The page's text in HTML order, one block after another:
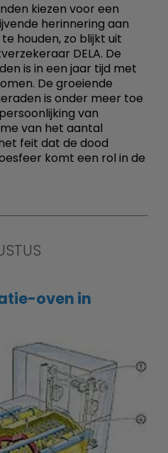
kiezen voor een
herinnering aan
houden, zo blijkt uit
DELA. De
is in een jaar tijd met
De groeiende
is onder meer toe
van
van het aantal
feit dat de dood
komt een rol in de
oven in